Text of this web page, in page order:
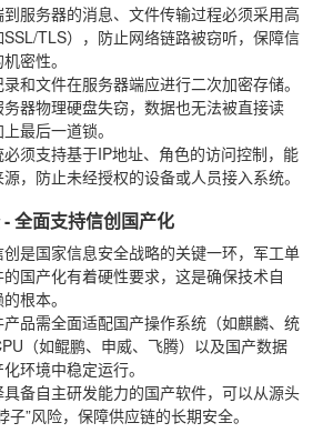
到服务器的消息、文件传输过程必须采用高
TLS），防止网络链路被窃听，保障信
密性。
和文件在服务器端应进行二次加密存储。
器物理硬盘失窃，数据也无法被直接读
最后一道锁。
必须支持基于IP地址、角色的访问控制，能
，防止未经授权的设备或人员接入系统。
全面支持信创国产化
创是国家信息安全战略的关键一环，军工单
国产化有着硬性要求，这是确保技术自
根本。
产品需全面适配国产操作系统（如麒麟、统
（如鲲鹏、申威、飞腾）以及国产数据
环境中稳定运行。
具备自主研发能力的国产软件，可以从源头
子”风险，保障供应链的长期安全。